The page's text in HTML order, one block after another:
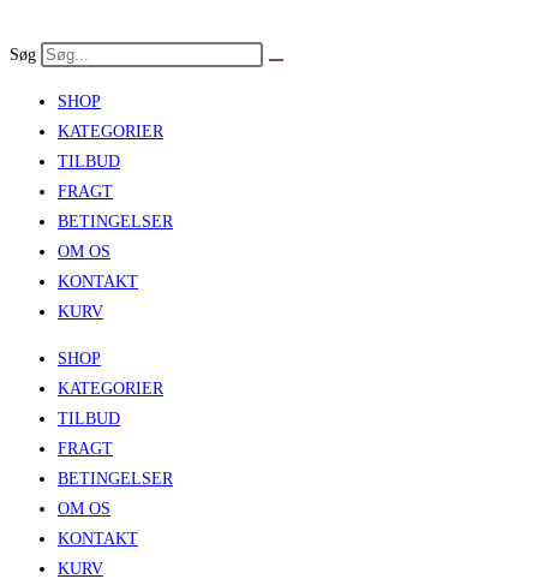
to
Søg
SHOP
KATEGORIER
TILBUD
FRAGT
BETINGELSER
OM OS
KONTAKT
KURV
SHOP
KATEGORIER
TILBUD
FRAGT
BETINGELSER
OM OS
KONTAKT
KURV